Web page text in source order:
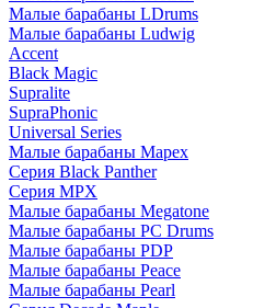
Малые барабаны LDrums
Малые барабаны Ludwig
Accent
Black Magic
Supralite
SupraPhonic
Universal Series
Малые барабаны Mapex
Серия Black Panther
Серия MPX
Малые барабаны Megatone
Малые барабаны PC Drums
Малые барабаны PDP
Малые барабаны Peace
Малые барабаны Pearl